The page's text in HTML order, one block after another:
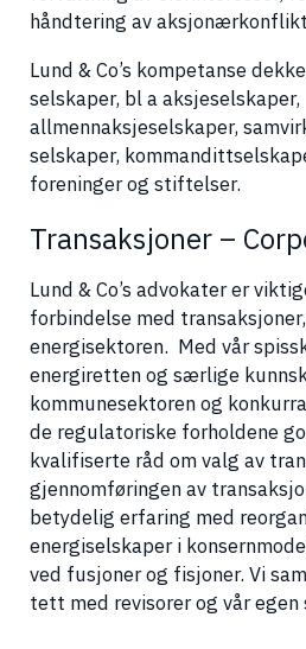
håndtering av
Lund & Co’s kompetanse
selskaper, bl a aksjeselskaper,
allmennaksjeselskaper,
selskaper,
foreninger og stiftelser.
Transaksjoner –
Lund & Co’s advokater er
forbindelse med
energisektoren. Med vår
energiretten og særlige
kommunesektoren og
de regulatoriske forholdene
kvalifiserte råd om valg av
gjennomføringen av
betydelig erfaring med
energiselskaper i
ved fusjoner og fisjoner. Vi
tett med revisorer og vår